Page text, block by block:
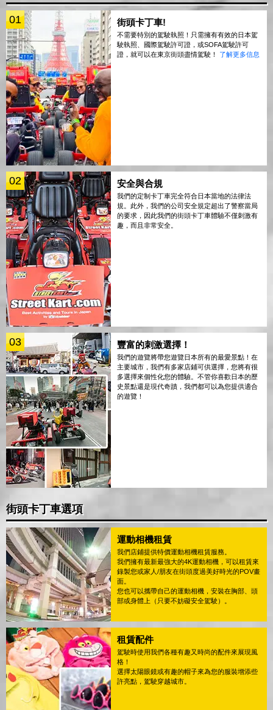
01 街頭卡丁車!
不需要特別的駕駛執照！只需擁有有效的日本駕
駛執照、國際駕駛許可證，或SOFA駕駛許可
證，就可以在東京街頭盡情駕駛！ 了解更多信息
02 安全與合規
我們的定制卡丁車完全符合日本當地的法律法
規。此外，我們的公司安全規定超出了警察當局
的要求，因此我們的街頭卡丁車體驗不僅刺激有
趣，而且非常安全。
03 豐富的刺激選擇！
我們的遊覽將帶您遊覽日本所有的最愛景點！在
主要城市，我們有多家店鋪可供選擇，您將有很
多選擇來個性化您的體驗。不管你喜歡日本的歷
史景點還是現代奇蹟，我們都可以為您提供適合
的遊覽！
街頭卡丁車選項
運動相機租賃
我們店鋪提供特價運動相機租賃服務。
我們擁有最新最強大的4K運動相機，可以租賃來
錄製您或家人/朋友在街頭度過美好時光的POV畫
面。
您也可以攜帶自己的運動相機，安裝在胸部、頭
部或身體上（只要不妨礙安全駕駛）。
租賃配件
駕駛時使用我們各種有趣又時尚的配件來展現風
格！
選擇太陽眼鏡或有趣的帽子來為您的服裝增添些
許亮點，駕駛穿越城市。